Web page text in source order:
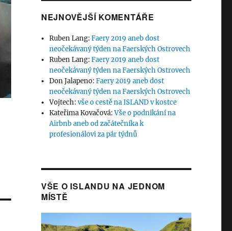
NEJNOVĚJŠÍ KOMENTÁŘE
Ruben Lang:Faery 2019 aneb dost
neočekávaný týden na Faerských Ostrovech
Ruben Lang:Faery 2019 aneb dost
neočekávaný týden na Faerských Ostrovech
Don Jalapeno:Faery 2019 aneb dost
neočekávaný týden na Faerských Ostrovech
Vojtech:vše o cestě na ISLAND v kostce
Kateřima Kovačová:Vše o podnikání na
Airbnb aneb od začátečníka k
profesionálovi za pár týdnů
VŠE O ISLANDU NA JEDNOM
MÍSTĚ